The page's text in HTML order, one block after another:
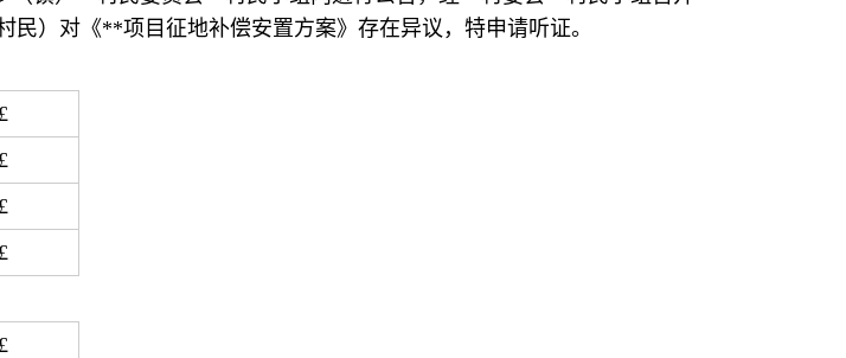
）对《**项目征地补偿安置方案》存在异议，特申请听证。
£
£
£
£
£